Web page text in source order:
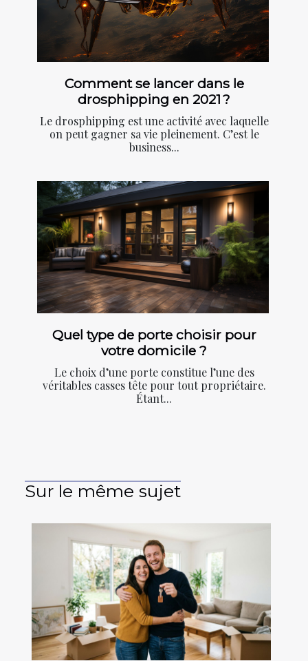
Comment se lancer dans le
drosphipping en 2021 ?
Le drosphipping est une activité avec laquelle
on peut gagner sa vie pleinement. C’est le
business...
Quel type de porte choisir pour
votre domicile ?
Le choix d’une porte constitue l’une des
véritables casses tête pour tout propriétaire.
Étant...
Sur le même sujet